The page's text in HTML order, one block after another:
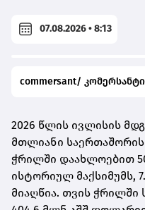
07.08.2026 • 8:13
commersant/ კომერსანტი
2026 წლის ივლისის
მთლიანი
ჭრილში დაახლოებით
ისტორიულ მაქსიმუმს,
მიაღწია. თვის